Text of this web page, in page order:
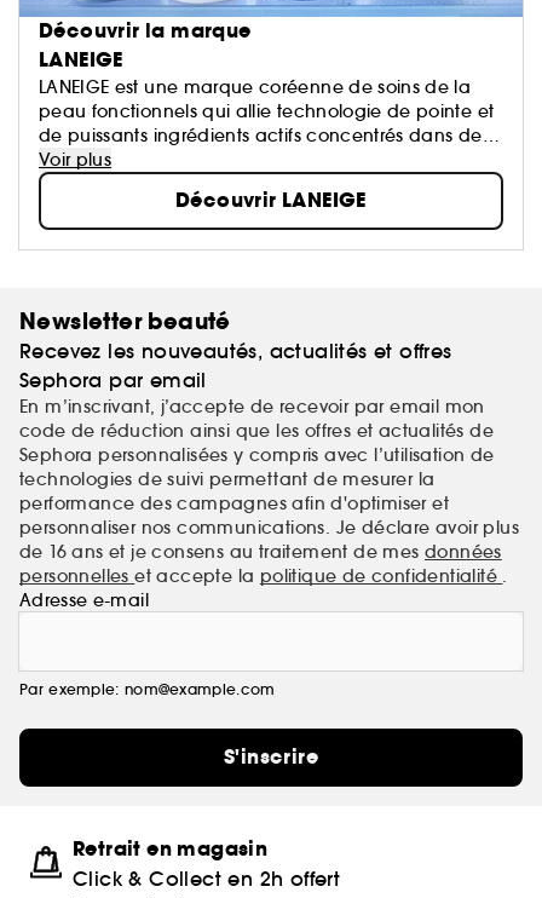
Découvrir la marque
LANEIGE
LANEIGE est une marque coréenne de soins de la
peau fonctionnels qui allie technologie de pointe et
de puissants ingrédients actifs concentrés dans des
soins aux formules efficaces et pour tous.
Voir plus
Découvrir LANEIGE
Newsletter beauté
Recevez les nouveautés, actualités et offres
Sephora par email
En m’inscrivant, j’accepte de recevoir par email mon
code de réduction ainsi que les offres et actualités de
Sephora personnalisées y compris avec l’utilisation de
technologies de suivi permettant de mesurer la
performance des campagnes afin d'optimiser et
personnaliser nos communications. Je déclare avoir plus
de 16 ans et je consens au traitement de mes données
personnelleset accepte la politique de confidentialité .
Adresse e-mail
Par exemple: nom@example.com
S'inscrire
Retrait en magasin
Click & Collect en 2h offert